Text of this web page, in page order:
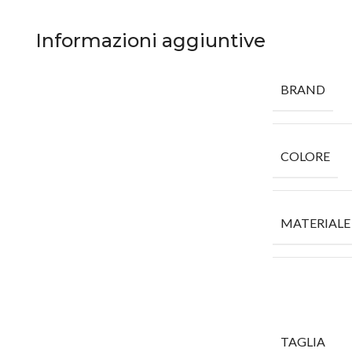
Informazioni aggiuntive
BRAND
COLORE
MATERIALE
TAGLIA